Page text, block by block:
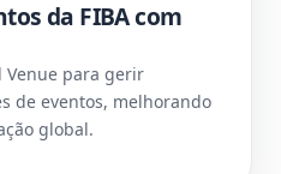
da FIBA com
Venue para gerir
de eventos, melhorando
global.